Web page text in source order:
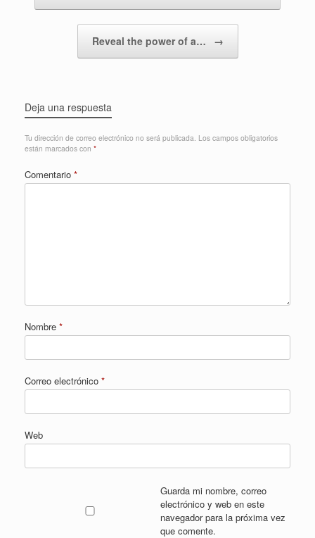
Reveal the power of a… →
Deja una respuesta
Tu dirección de correo electrónico no será publicada. Los campos obligatorios
están marcados con *
Comentario *
Nombre *
Correo electrónico *
Web
Guarda mi nombre, correo
electrónico y web en este
navegador para la próxima vez
que comente.